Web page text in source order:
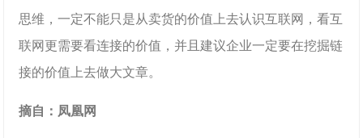
思维，一定不能只是从卖货的价值上去认识互联网，看互
联网更需要看连接的价值，并且建议企业一定要在挖掘链
接的价值上去做大文章。
摘自：凤凰网